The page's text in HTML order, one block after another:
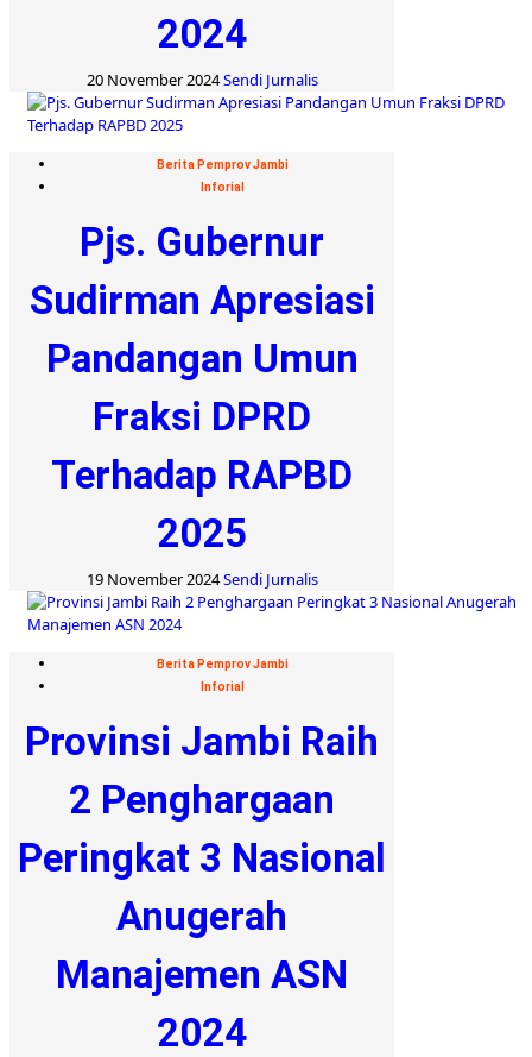
2024
20 November 2024Sendi Jurnalis
Berita Pemprov Jambi
Inforial
Pjs. Gubernur
Sudirman Apresiasi
Pandangan Umun
Fraksi DPRD
Terhadap RAPBD
2025
19 November 2024Sendi Jurnalis
Berita Pemprov Jambi
Inforial
Provinsi Jambi Raih
2 Penghargaan
Peringkat 3 Nasional
Anugerah
Manajemen ASN
2024